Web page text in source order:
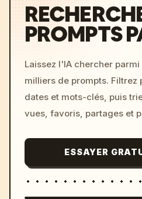
PROMPTS
Laissez l'IA chercher
milliers de prompts. Filtrez
dates et mots-clés, puis
vues, favoris, partages et
ESSAYER